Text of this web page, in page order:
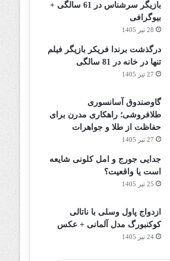
بازیگر سرشناس در 61 سالگی +
بیوگرافی
28 تیر 1405
درگذشت برندا فریکر بازیگر فیلم
تنها در خانه در 81 سالگی
27 تیر 1405
گاوصندوق آسانسوری
طلافروشی؛ راهکاری مدرن برای
حفاظت از طلا و جواهرات
27 تیر 1405
جدایی جورج و امل کلونی شایعه
است یا واقعیت؟
25 تیر 1405
ازدواج پاول وسلی با ناتالی
کوکنبورگ مدل آلمانی + عکس
24 تیر 1405